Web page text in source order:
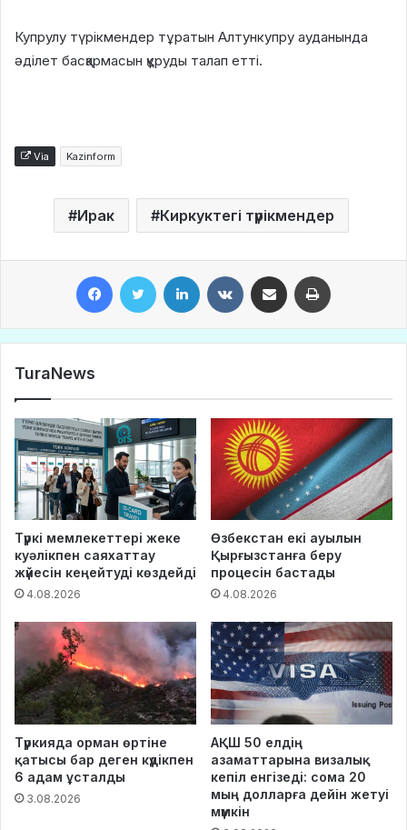
Купрулу түрікмендер тұратын Алтункупру ауданында
әділет басқармасын құруды талап етті.
Via Kazinform
Ирак Киркуктегі түрікмендер
TuraNews
Түркі мемлекеттері жеке
куәлікпен саяхаттау
жүйесін кеңейтуді көздейді
4.08.2026
Өзбекстан екі ауылын
Қырғызстанға беру
процесін бастады
4.08.2026
Түркияда орман өртіне
қатысы бар деген күдікпен
6 адам ұсталды
3.08.2026
АҚШ 50 елдің
азаматтарына визалық
кепіл енгізеді: сома 20
мың долларға дейін жетуі
мүмкін